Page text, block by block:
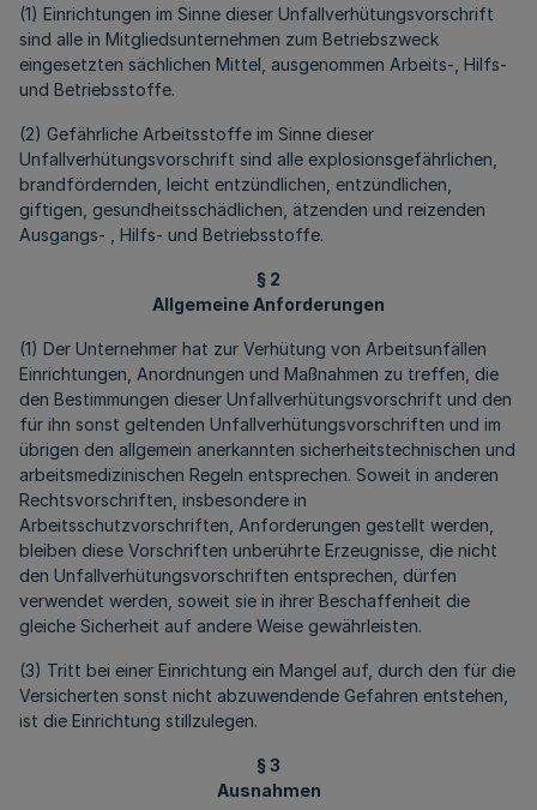
(1) Einrichtungen im Sinne dieser Unfallverhütungsvorschrift
sind alle in Mitgliedsunternehmen zum Betriebszweck
eingesetzten sächlichen Mittel, ausgenommen Arbeits-, Hilfs-
und Betriebsstoffe.
(2) Gefährliche Arbeitsstoffe im Sinne dieser
Unfallverhütungsvorschrift sind alle explosionsgefährlichen,
brandfördernden, leicht entzündlichen, entzündlichen,
giftigen, gesundheitsschädlichen, ätzenden und reizenden
Ausgangs- , Hilfs- und Betriebsstoffe.
§ 2
Allgemeine Anforderungen
(1) Der Unternehmer hat zur Verhütung von Arbeitsunfällen
Einrichtungen, Anordnungen und Maßnahmen zu treffen, die
den Bestimmungen dieser Unfallverhütungsvorschrift und den
für ihn sonst geltenden Unfallverhütungsvorschriften und im
übrigen den allgemein anerkannten sicherheitstechnischen und
arbeitsmedizinischen Regeln entsprechen. Soweit in anderen
Rechtsvorschriften, insbesondere in
Arbeitsschutzvorschriften, Anforderungen gestellt werden,
bleiben diese Vorschriften unberührte Erzeugnisse, die nicht
den Unfallverhütungsvorschriften entsprechen, dürfen
verwendet werden, soweit sie in ihrer Beschaffenheit die
gleiche Sicherheit auf andere Weise gewährleisten.
(3) Tritt bei einer Einrichtung ein Mangel auf, durch den für die
Versicherten sonst nicht abzuwendende Gefahren entstehen,
ist die Einrichtung stillzulegen.
§ 3
Ausnahmen